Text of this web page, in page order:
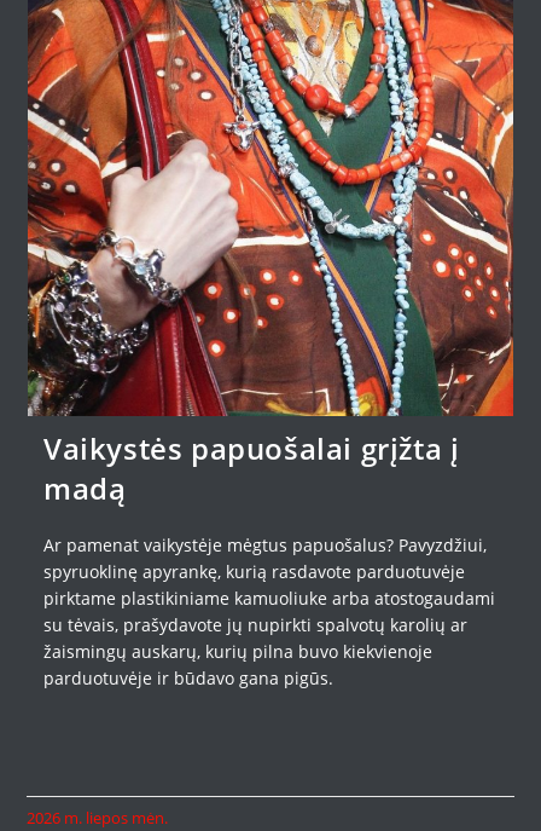
Vaikystės papuošalai grįžta į
madą
Ar pamenat vaikystėje mėgtus papuošalus? Pavyzdžiui,
spyruoklinę apyrankę, kurią rasdavote parduotuvėje
pirktame plastikiniame kamuoliuke arba atostogaudami
su tėvais, prašydavote jų nupirkti spalvotų karolių ar
žaismingų auskarų, kurių pilna buvo kiekvienoje
parduotuvėje ir būdavo gana pigūs.
2026 m. liepos mėn.